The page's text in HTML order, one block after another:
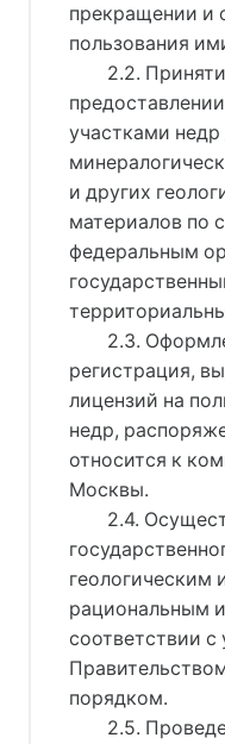
прекращении и
пользования
2.2.
участками недр
и других
материалов по
федеральным
2.3.
регистрация,
лицензий на
недр,
относится к
Москвы.
2.4.
геологическим
рациональным
соответствии
порядком.
2.5.